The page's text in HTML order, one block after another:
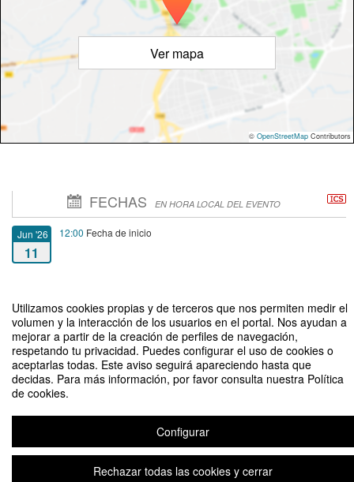
Utilizamos cookies propias y de terceros que nos permiten medir el
volumen y la interacción de los usuarios en el portal. Nos ayudan a
mejorar a partir de la creación de perfiles de navegación,
respetando tu privacidad. Puedes configurar el uso de cookies o
aceptarlas todas. Este aviso seguirá apareciendo hasta que
decidas. Para más información, por favor consulta nuestra Política
de cookies.
Configurar
Rechazar todas las cookies y cerrar
Ver mapa
© OpenStreetMap Contributors
FECHAS EN HORA LOCAL DEL EVENTO
Jun '26
11
12:00 Fecha de inicio
11
Charla Informativa Fondos Concursables VDE 2026// ONLINE
Organizado por DAOI
Contacto
Plataforma de organización de eventos Symposium